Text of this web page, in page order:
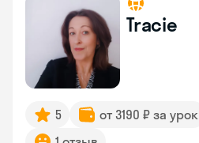
Tracie
5 от 3190 ₽ за урок